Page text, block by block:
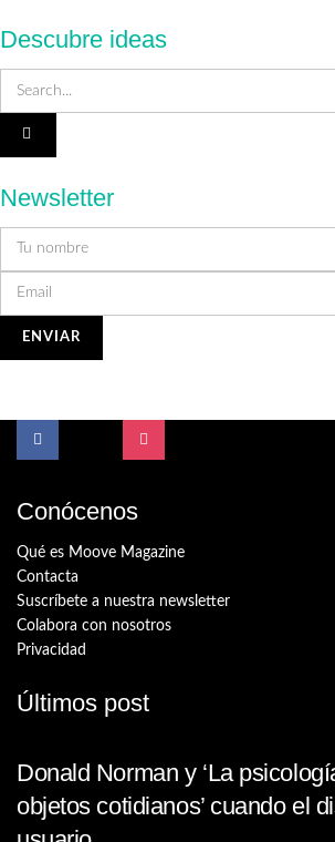
Descubre ideas
Newsletter
Conócenos
Qué es Moove Magazine
Contacta
Suscríbete a nuestra newsletter
Colabora con nosotros
Privacidad
Últimos post
Donald Norman y ‘La
objetos cotidianos’ cuando el